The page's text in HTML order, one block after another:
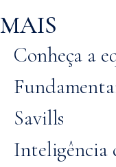
MAIS
Conheça a
Savills
Inteligência